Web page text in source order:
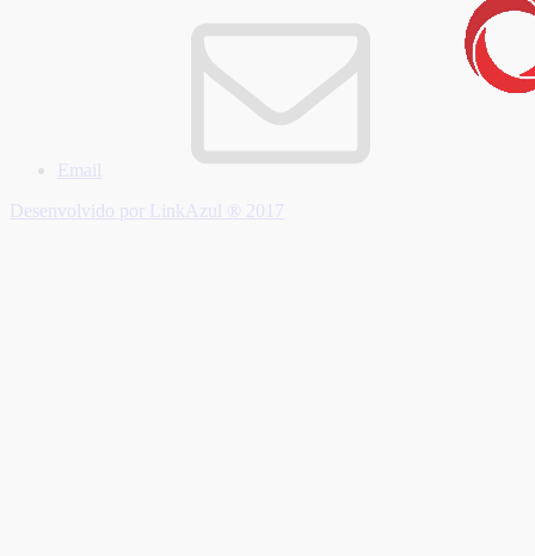
Email
Desenvolvido por LinkAzul ® 2017